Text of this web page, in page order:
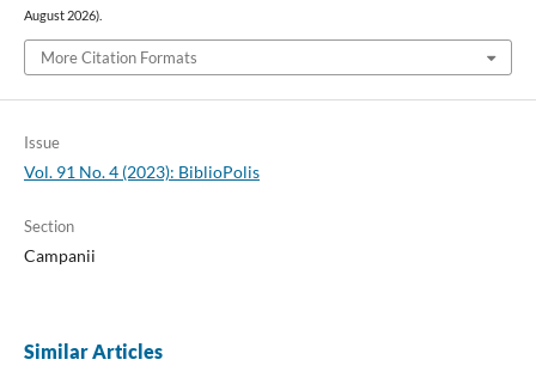
August 2026).
More Citation Formats
Issue
Vol. 91 No. 4 (2023): BiblioPolis
Section
Campanii
Similar Articles